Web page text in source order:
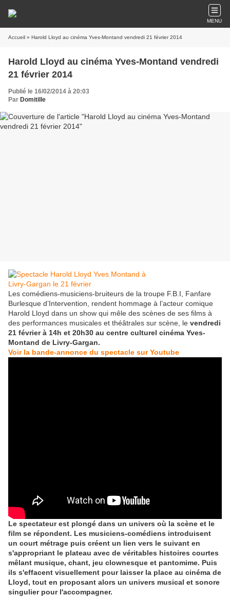
MENU
Accueil » Harold Lloyd au cinéma Yves-Montand vendredi 21 février 2014
Harold Lloyd au cinéma Yves-Montand vendredi
21 février 2014
Publié le 16/02/2014 à 20:03
Par Domitille
Les comédiens-musiciens-bruiteurs de la troupe F.B.I, Fanfare
Burlesque d’Intervention, rendent hommage à l’acteur comique
Harold Lloyd dans un show qui mêle des scènes de ses films à
des performances musicales et théâtrales sur scène, le vendredi
21 février à 14h et 20h30 au centre culturel cinéma Yves-
Montand de Livry-Gargan.
Voir la bande-annonce du spectacle sur Youtube
Le spectateur est plongé dans un univers où la scène et le
film se répondent. Les musiciens-comédiens introduisent
un court métrage puis créent un lien vers le suivant en
s'appropriant le plateau avec de véritables histoires courtes
mêlant musique, chant, jeu clownesque et pantomime. Puis
ils s'effacent visuellement pour laisser la place au cinéma de
Lloyd, tout en proposant alors un univers musical et sonore
singulier pour l'accompagner.